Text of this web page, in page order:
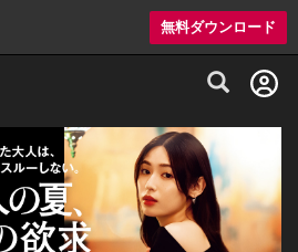
無料ダウンロード
グルメ情報・プレミアムレストラン予約